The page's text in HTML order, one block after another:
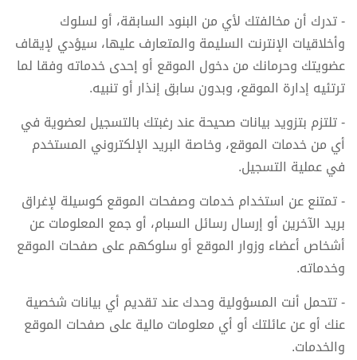
- تدرك أن مخالفتك لأي من البنود السابقة، أو لسلوك
وأخلاقيات الإنترنت السليمة والمتعارف عليها، سيؤدي لإيقاف
عضويتك وحرمانك من دخول الموقع أو إحدى خدماته وفقا لما
ترتئيه إدارة الموقع، وبدون سابق إنذار أو تنبيه.
- تلتزم بتزويد بيانات صحيحة عند رغبتك بالتسجيل لعضوية في
أي من خدمات الموقع، وخاصة البريد الإلكتروني المستخدم
في عملية التسجيل.
- تمتنع عن استخدام خدمات وصفحات الموقع كوسيلة لإغراق
بريد الآخرين أو إرسال رسائل السبام، أو جمع المعلومات عن
أشخاص أعضاء وزوار الموقع أو سلوكهم على صفحات الموقع
وخدماته.
- تتحمل أنت المسؤولية وحدك عند تقديم أي بيانات شخصية
عنك أو عن عائلتك أو أي معلومات مالية على صفحات الموقع
والخدمات.